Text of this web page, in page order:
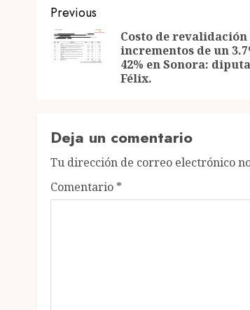
Post
navigation
Previous
Costo de revalidación
incrementos de un
42% en Sonora:
Félix.
Deja un comentario
Tu dirección de correo electrónico
Comentario *